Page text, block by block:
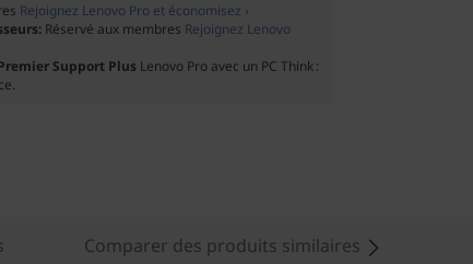
Rejoignez Lenovo Pro et économisez ›
Réservé aux membres Rejoignez Lenovo
Support Plus Lenovo Pro avec un PC Think :
Comparer des produits similaires